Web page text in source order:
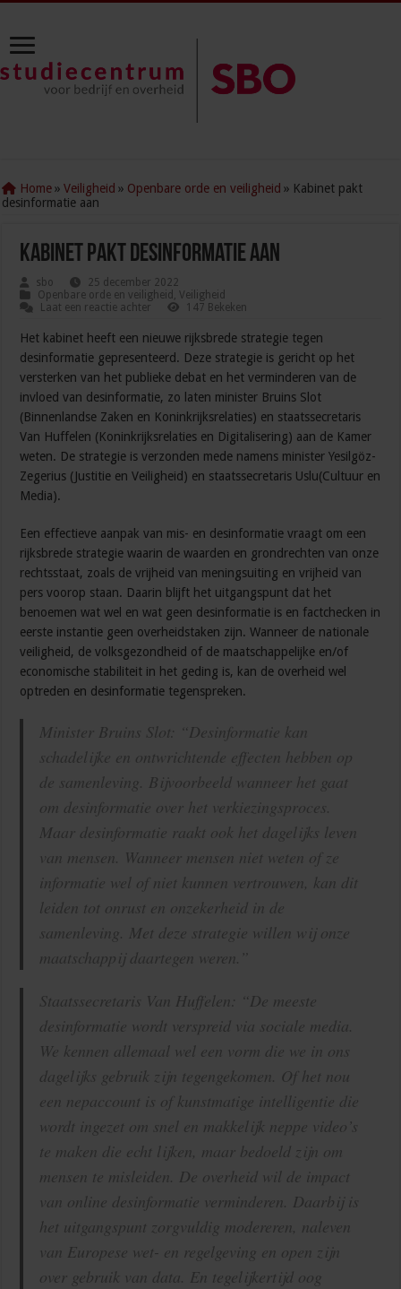
Home » Veiligheid » Openbare orde en veiligheid » Kabinet pakt
desinformatie aan
Kabinet pakt desinformatie aan
sbo
25 december 2022
Openbare orde en veiligheid ,Veiligheid
Laat een reactie achter
147 Bekeken
Het kabinet heeft een nieuwe rijksbrede strategie tegen
desinformatie gepresenteerd. Deze strategie is gericht op het
versterken van het publieke debat en het verminderen van de
invloed van desinformatie, zo laten minister Bruins Slot
(Binnenlandse Zaken en Koninkrijksrelaties) en staatssecretaris
Van Huffelen (Koninkrijksrelaties en Digitalisering) aan de Kamer
weten. De strategie is verzonden mede namens minister Yesilgöz-
Zegerius (Justitie en Veiligheid) en staatssecretaris Uslu(Cultuur en
Media).
Een effectieve aanpak van mis- en desinformatie vraagt om een
rijksbrede strategie waarin de waarden en grondrechten van onze
rechtsstaat, zoals de vrijheid van meningsuiting en vrijheid van
pers voorop staan. Daarin blijft het uitgangspunt dat het
benoemen wat wel en wat geen desinformatie is en factchecken in
eerste instantie geen overheidstaken zijn. Wanneer de nationale
veiligheid, de volksgezondheid of de maatschappelijke en/of
economische stabiliteit in het geding is, kan de overheid wel
optreden en desinformatie tegenspreken.
Minister Bruins Slot: “Desinformatie kan
schadelijke en ontwrichtende effecten hebben op
de samenleving. Bijvoorbeeld wanneer het gaat
om desinformatie over het verkiezingsproces.
Maar desinformatie raakt ook het dagelijks leven
van mensen. Wanneer mensen niet weten of ze
informatie wel of niet kunnen vertrouwen, kan dit
leiden tot onrust en onzekerheid in de
samenleving. Met deze strategie willen wij onze
maatschappij daartegen weren.”
Staatssecretaris Van Huffelen: “De meeste
desinformatie wordt verspreid via sociale media.
We kennen allemaal wel een vorm die we in ons
dagelijks gebruik zijn tegengekomen. Of het nou
een nepaccount is of kunstmatige intelligentie die
wordt ingezet om snel en makkelijk neppe video’s
te maken die echt lijken, maar bedoeld zijn om
mensen te misleiden. De overheid wil de impact
van online desinformatie verminderen. Daarbij is
het uitgangspunt zorgvuldig modereren, naleven
van Europese wet- en regelgeving en open zijn
over gebruik van data. En tegelijkertijd oog